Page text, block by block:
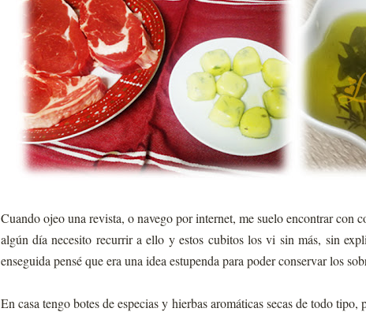
Cuando ojeo una revista, o navego por internet, me suelo encontrar con
algún día necesito recurrir a ello y estos cubitos los vi sin más, sin
enseguida pensé que era una idea estupenda para poder conservar los
En casa tengo botes de especias y hierbas aromáticas secas de todo